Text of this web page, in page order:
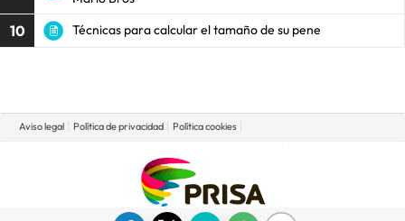
10 Técnicas para calcular el tamaño de su pene
Aviso legal Política de privacidad Política cookies